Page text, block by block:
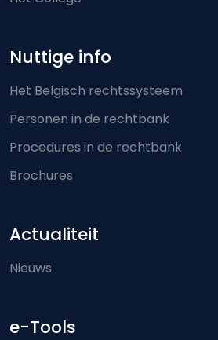
Nuttige info
Het Belgisch rechtssysteem
Personen in de rechtbank
Procedures in de rechtbank
Brochures
Actualiteit
Nieuws
e-Tools